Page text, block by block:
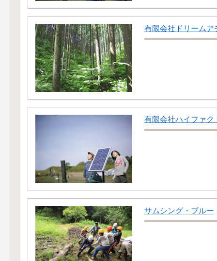
有限会社ドリームア
有限会社ハイファク
サムシング・ブルー